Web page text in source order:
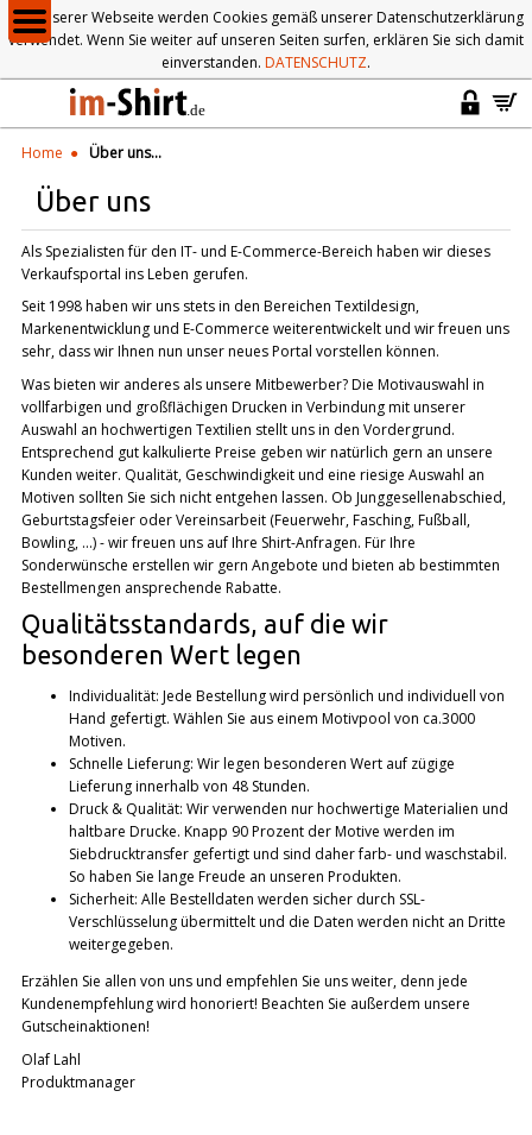
Auf unserer Webseite werden Cookies gemäß unserer Datenschutzerklärung
verwendet. Wenn Sie weiter auf unseren Seiten surfen, erklären Sie sich damit
einverstanden. DATENSCHUTZ.
Home Über uns...
Über uns
Als Spezialisten für den IT- und E-Commerce-Bereich haben wir dieses
Verkaufsportal ins Leben gerufen.
Seit 1998 haben wir uns stets in den Bereichen Textildesign,
Markenentwicklung und E-Commerce weiterentwickelt und wir freuen uns
sehr, dass wir Ihnen nun unser neues Portal vorstellen können.
Was bieten wir anderes als unsere Mitbewerber? Die Motivauswahl in
vollfarbigen und großflächigen Drucken in Verbindung mit unserer
Auswahl an hochwertigen Textilien stellt uns in den Vordergrund.
Entsprechend gut kalkulierte Preise geben wir natürlich gern an unsere
Kunden weiter. Qualität, Geschwindigkeit und eine riesige Auswahl an
Motiven sollten Sie sich nicht entgehen lassen. Ob Junggesellenabschied,
Geburtstagsfeier oder Vereinsarbeit (Feuerwehr, Fasching, Fußball,
Bowling, ...) - wir freuen uns auf Ihre Shirt-Anfragen. Für Ihre
Sonderwünsche erstellen wir gern Angebote und bieten ab bestimmten
Bestellmengen ansprechende Rabatte.
Qualitätsstandards, auf die wir
besonderen Wert legen
Individualität: Jede Bestellung wird persönlich und individuell von
Hand gefertigt. Wählen Sie aus einem Motivpool von ca.3000
Motiven.
Schnelle Lieferung: Wir legen besonderen Wert auf zügige
Lieferung innerhalb von 48 Stunden.
Druck & Qualität: Wir verwenden nur hochwertige Materialien und
haltbare Drucke. Knapp 90 Prozent der Motive werden im
Siebdrucktransfer gefertigt und sind daher farb- und waschstabil.
So haben Sie lange Freude an unseren Produkten.
Sicherheit: Alle Bestelldaten werden sicher durch SSL-
Verschlüsselung übermittelt und die Daten werden nicht an Dritte
weitergegeben.
Erzählen Sie allen von uns und empfehlen Sie uns weiter, denn jede
Kundenempfehlung wird honoriert! Beachten Sie außerdem unsere
Gutscheinaktionen!
Olaf Lahl
Produktmanager